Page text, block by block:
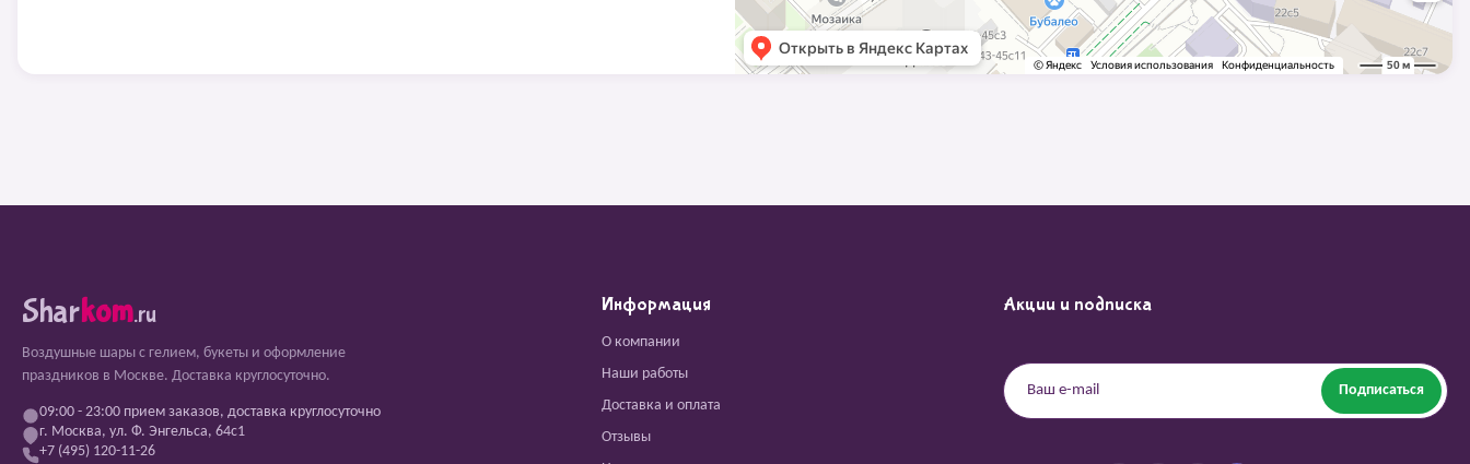
Sharkom.ru
Воздушные шары с гелием, букеты и оформление
праздников в Москве. Доставка круглосуточно.
09:00 - 23:00 прием заказов, доставка круглосуточно
г. Москва, ул. Ф. Энгельса, 64с1
+7 (495) 120-11-26
Информация
О компании
Наши работы
Доставка и оплата
Отзывы
Акции и подписка
Подписаться